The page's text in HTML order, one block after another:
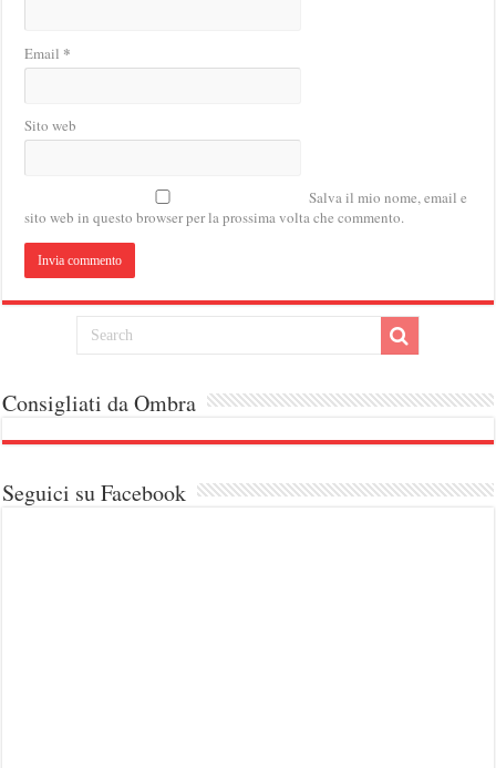
Email *
Sito web
Salva il mio nome, email e
sito web in questo browser per la prossima volta che commento.
Consigliati da Ombra
Seguici su Facebook